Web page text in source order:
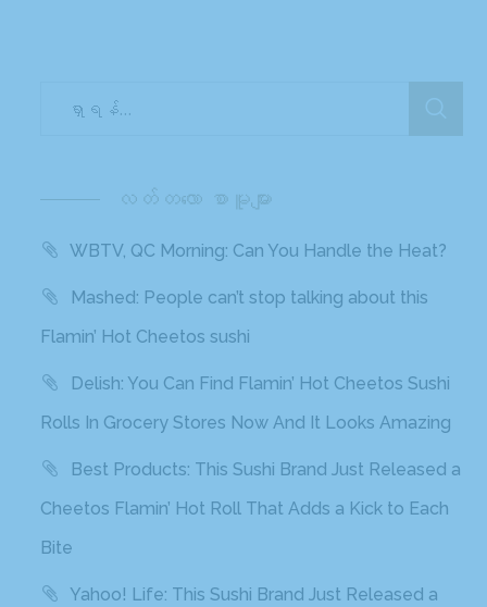
လတ်တ‌လော စာမူများ
WBTV, QC Morning: Can You Handle the Heat?
Mashed: People can’t stop talking about this
Flamin’ Hot Cheetos sushi
Delish: You Can Find Flamin’ Hot Cheetos Sushi
Rolls In Grocery Stores Now And It Looks Amazing
Best Products: This Sushi Brand Just Released a
Cheetos Flamin’ Hot Roll That Adds a Kick to Each
Bite
Yahoo! Life: This Sushi Brand Just Released a